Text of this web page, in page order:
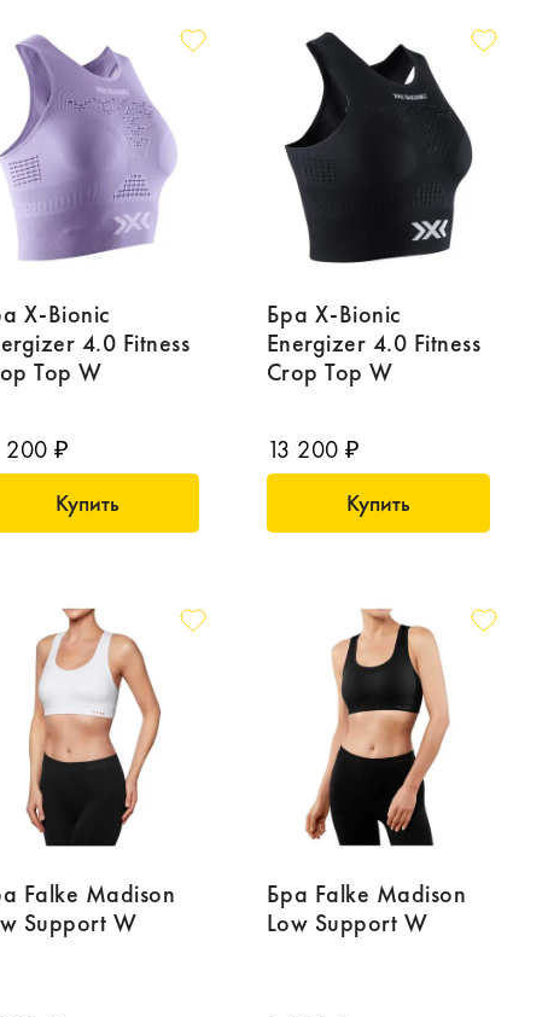
X-Bionic
4.0 Fitness
Top W
200 ₽
Купить
Бра X-Bionic
Energizer 4.0 Fitness
Crop Top W
13 200 ₽
Купить
Falke Madison
Support W
Бра Falke Madison
Low Support W